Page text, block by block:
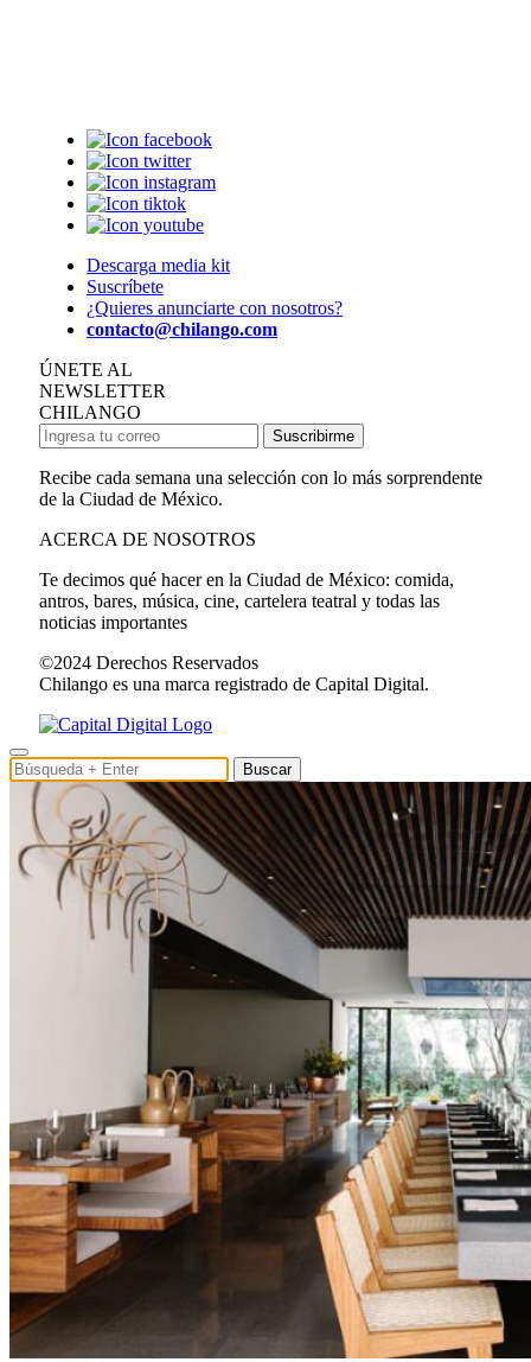
Descarga media kit
Suscríbete
¿Quieres anunciarte con nosotros?
contacto@chilango.com
ÚNETE AL
NEWSLETTER
CHILANGO
Suscribirme
Recibe cada semana una selección con lo más sorprendente
de la Ciudad de México.
ACERCA DE NOSOTROS
Te decimos qué hacer en la Ciudad de México: comida,
antros, bares, música, cine, cartelera teatral y todas las
noticias importantes
©2024 Derechos Reservados
Chilango es una marca registrado de Capital Digital.
Buscar